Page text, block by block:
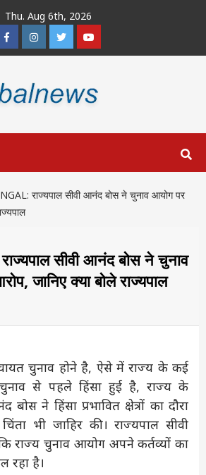
Thu. Aug 6th, 2026
FacebookInstagramTwitterYoutube
राज्यपाल सीवी आनंद बोस ने चुनाव आयोग पर
सीवी आनंद बोस ने चुनाव
जानिए क्या बोले राज्यपाल
चुनाव होने है, ऐसे में राज्य के कई
से पहले हिंसा हुई है, राज्य के
बोस ने हिंसा प्रभावित क्षेत्रों का दौरा
भी जाहिर की। राज्यपाल सीवी
राज्य चुनाव आयोग अपने कर्तव्यों का
रहा है।